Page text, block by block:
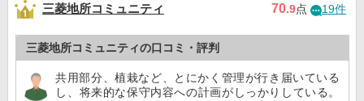
三菱地所コミュニティ 70.9点 19件
三菱地所コミュニティの口コミ・評判
共用部分、植栽など、とにかく管理が行き届いている
し、将来的な保守内容への計画がしっかりしている。